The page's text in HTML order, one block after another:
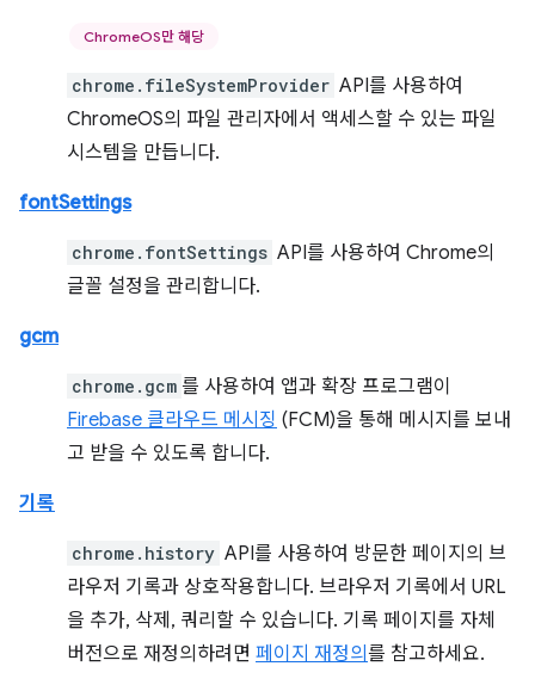
ChromeOS만 해당
chrome.fileSystemProvider API를 사용하여
ChromeOS의 파일 관리자에서 액세스할 수 있는 파일
시스템을 만듭니다.
fontSettings
chrome.fontSettings API를 사용하여 Chrome의
글꼴 설정을 관리합니다.
gcm
chrome.gcm 를 사용하여 앱과 확장 프로그램이
Firebase 클라우드 메시징 (FCM)을 통해 메시지를 보내
고 받을 수 있도록 합니다.
기록
chrome.history API를 사용하여 방문한 페이지의 브
라우저 기록과 상호작용합니다. 브라우저 기록에서 URL
을 추가, 삭제, 쿼리할 수 있습니다. 기록 페이지를 자체
버전으로 재정의하려면 페이지 재정의 를 참고하세요.